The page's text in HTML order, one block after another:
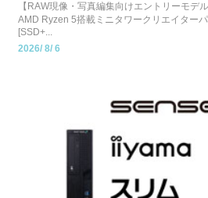
【RAW現像・写真編集向けエントリーモデ
AMD Ryzen 5搭載ミニタワークリエイター
[SSD+...
2026/ 8/ 6